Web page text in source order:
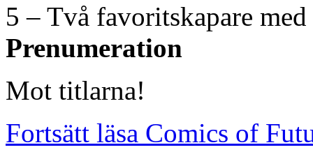
5 – Två favoritskapare
Prenumeration
Mot titlarna!
Fortsätt läsa Comics of